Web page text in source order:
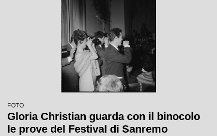
FOTO
Gloria Christian guarda con il binocolo
le prove del Festival di Sanremo